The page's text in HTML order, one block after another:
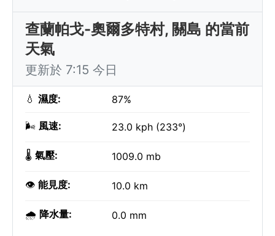
查蘭帕戈-奧爾多特村, 關島 的當前
天氣
更新於 7:15 今日
💧 濕度: 87%
🌬️ 風速: 23.0 kph (233°)
🌡️ 氣壓: 1009.0 mb
👁️ 能見度: 10.0 km
🌧️ 降水量: 0.0 mm